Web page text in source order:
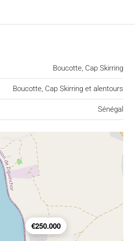
Boucotte, Cap Skirring
Boucotte, Cap Skirring et alentours
Sénégal
€250.000